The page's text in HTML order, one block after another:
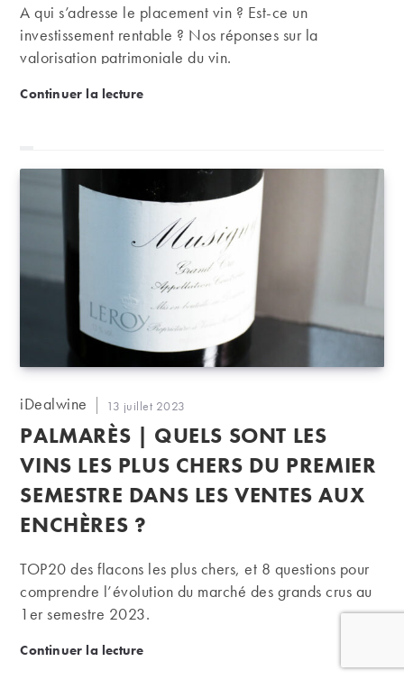
A qui s’adresse le placement vin ? Est-ce un
investissement rentable ? Nos réponses sur la
valorisation patrimoniale du vin.
Continuer la lectureComment investir dans le vin ?
Auteur/autrice
la
publication :
iDealwine
Publication
publiée :
13 juillet 2023
PALMARÈS | QUELS SONT LES
VINS LES PLUS CHERS DU PREMIER
SEMESTRE DANS LES VENTES AUX
ENCHÈRES ?
TOP20 des flacons les plus chers, et 8 questions pour
comprendre l’évolution du marché des grands crus au
1er semestre 2023.
Continuer la lecturePalmarès | Quels sont les vins les plus chers du